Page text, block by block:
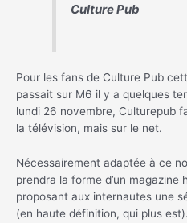
Culture Pub
Pour les fans de Culture Pub
passait sur M6 il y a quelques
lundi 26 novembre, Culturepub
la télévision, mais sur le net.
Nécessairement adaptée à ce
prendra la forme d’un magazine
proposant aux internautes une
(en haute définition, qui plus